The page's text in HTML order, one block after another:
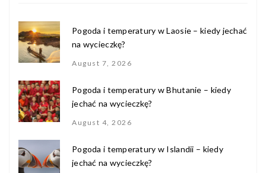
Pogoda i temperatury w Laosie – kiedy jechać
na wycieczkę?
August 7, 2026
Pogoda i temperatury w Bhutanie – kiedy
jechać na wycieczkę?
August 4, 2026
Pogoda i temperatury w Islandii – kiedy
jechać na wycieczkę?